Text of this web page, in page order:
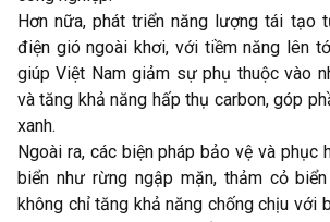
Hơn nữa, phát triển năng lượng tái tạo
điện gió ngoài khơi, với tiềm năng lên
giúp Việt Nam giảm sự phụ thuộc vào
và tăng khả năng hấp thụ carbon, góp
xanh.
Ngoài ra, các biện pháp bảo vệ và phục
biển như rừng ngập mặn, thảm cỏ
không chỉ tăng khả năng chống chịu với